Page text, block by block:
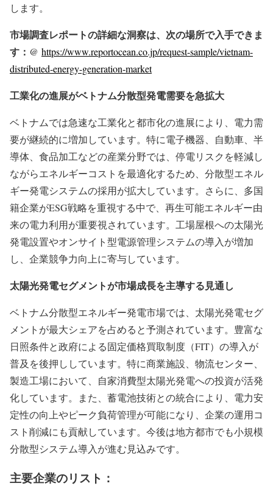
します。
市場調査レポートの詳細な洞察は、次の場所で入手できま
す：@ https://www.reportocean.co.jp/request-sample/vietnam-
distributed-energy-generation-market
工業化の進展がベトナム分散型発電需要を急拡大
ベトナムでは急速な工業化と都市化の進展により、電力需
要が継続的に増加しています。特に電子機器、自動車、半
導体、食品加工などの産業分野では、停電リスクを軽減し
ながらエネルギーコストを最適化するため、分散型エネル
ギー発電システムの採用が拡大しています。さらに、多国
籍企業がESG戦略を重視する中で、再生可能エネルギー由
来の電力利用が重要視されています。工場屋根への太陽光
発電設置やオンサイト型電源管理システムの導入が増加
し、企業競争力向上に寄与しています。
太陽光発電セグメントが市場成長を主導する見通し
ベトナム分散型エネルギー発電市場では、太陽光発電セグ
メントが最大シェアを占めると予測されています。豊富な
日照条件と政府による固定価格買取制度（FIT）の導入が
普及を後押ししています。特に商業施設、物流センター、
製造工場において、自家消費型太陽光発電への投資が活発
化しています。また、蓄電池技術との統合により、電力安
定性の向上やピーク負荷管理が可能になり、企業の運用コ
スト削減にも貢献しています。今後は地方都市でも小規模
分散型システム導入が進む見込みです。
主要企業のリスト：